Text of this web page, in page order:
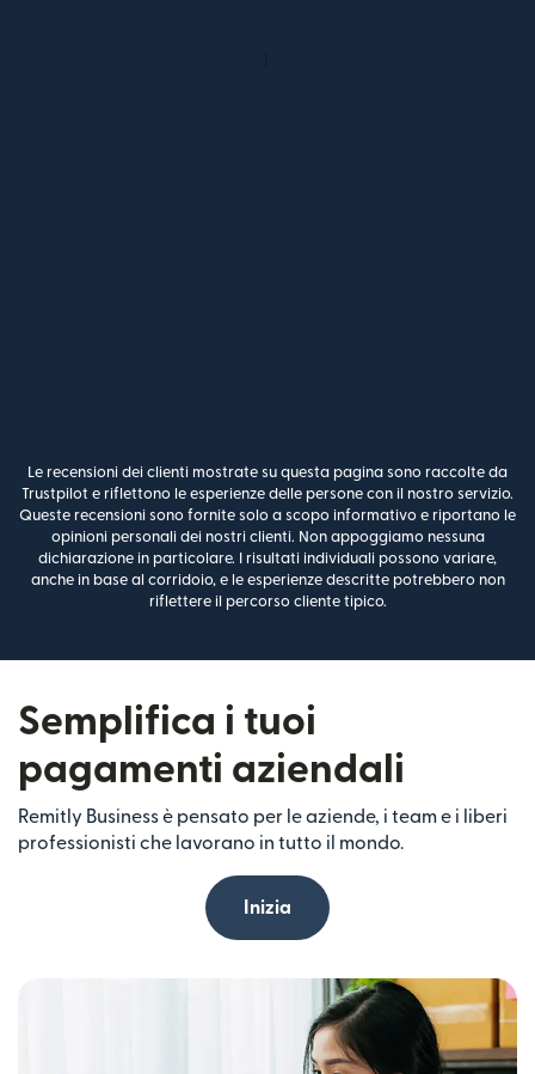
Le recensioni dei clienti mostrate su questa pagina sono raccolte da
Trustpilot e riflettono le esperienze delle persone con il nostro servizio.
Queste recensioni sono fornite solo a scopo informativo e riportano le
opinioni personali dei nostri clienti. Non appoggiamo nessuna
dichiarazione in particolare. I risultati individuali possono variare,
anche in base al corridoio, e le esperienze descritte potrebbero non
riflettere il percorso cliente tipico.
Semplifica i tuoi
pagamenti aziendali
Remitly Business è pensato per le aziende, i team e i liberi
professionisti che lavorano in tutto il mondo.
Inizia